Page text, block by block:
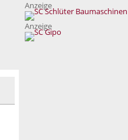
Anzeige
Anzeige